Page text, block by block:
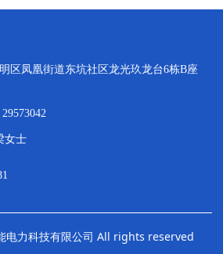
区凤凰街道东坑社区龙光玖龙台6栋B座
女士
力科技有限公司 All rights reserved